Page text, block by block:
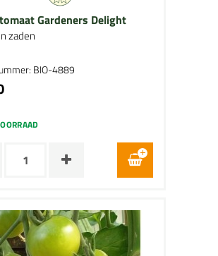
Gardeners Delight
zaden
BIO-4889